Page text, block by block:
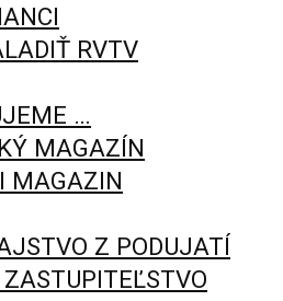
RVTV
…
MAGAZÍN
MAGAZIN
Z PODUJATÍ